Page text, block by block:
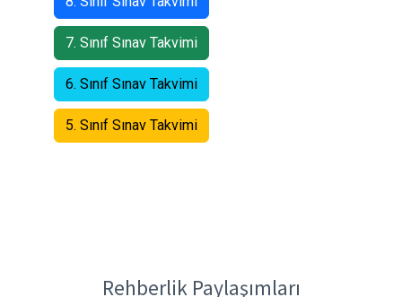
8. Sınıf Sınav Takvimi
7. Sınıf Sınav Takvimi
6. Sınıf Sınav Takvimi
5. Sınıf Sınav Takvimi